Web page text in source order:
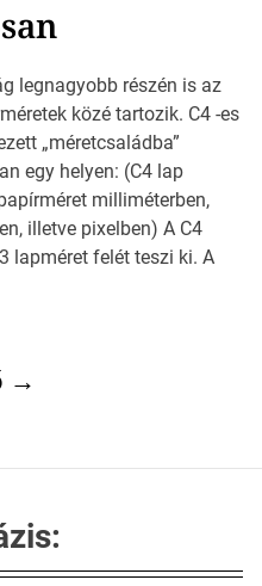
legnagyobb részén is az
közé tartozik. C4 -es
„méretcsaládba”
egy helyen: (C4 lap
milliméterben,
illetve pixelben) A C4
lapméret felét teszi ki. A
→